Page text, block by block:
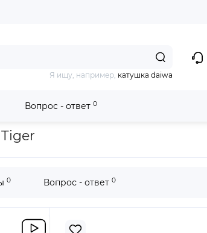
Я ищу, например, катушка daiwa
Вопрос - ответ 0
Tiger
0 Вопрос - ответ 0